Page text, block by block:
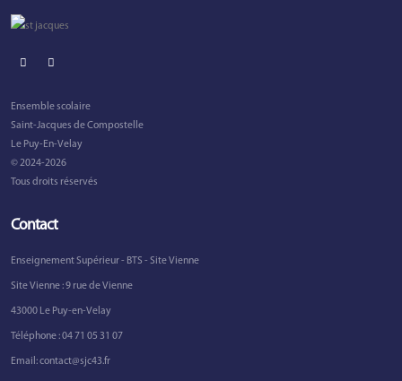
Ensemble scolaire
Saint-Jacques de Compostelle
Le Puy-En-Velay
© 2024-2026
Tous droits réservés
Contact
Enseignement Supérieur - BTS - Site Vienne
Site Vienne : 9 rue de Vienne
43000 Le Puy-en-Velay
Téléphone :04 71 05 31 07
Email:contact@sjc43.fr